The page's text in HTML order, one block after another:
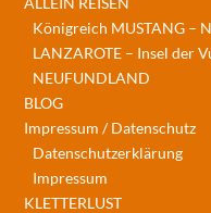
Königreich MUSTANG –
LANZAROTE – Insel der
NEUFUNDLAND
BLOG
Impressum / Datenschutz
Datenschutzerklärung
Impressum
KLETTERLUST